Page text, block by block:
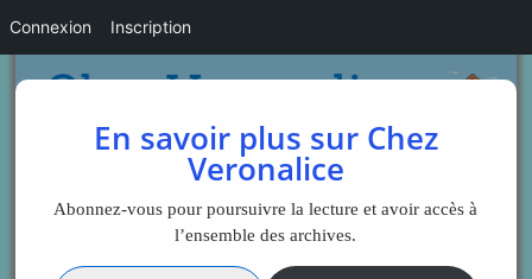
En savoir plus sur Chez
Veronalice
Abonnez-vous pour poursuivre la lecture et avoir accès à
l’ensemble des archives.
Saisissez votre adresse e-mail…
Connexion Inscription